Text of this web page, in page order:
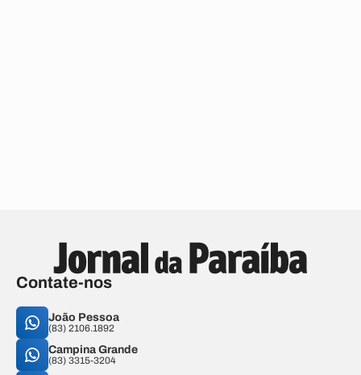
Contate-nos
João Pessoa
(83) 2106.1892
Campina Grande
(83) 3315-3204